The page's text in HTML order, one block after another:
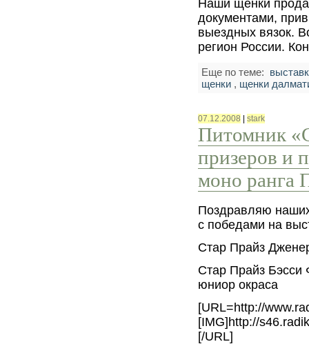
Наши щенки
докyментами,
выездных вязок.
регион России.
Еще по теме:
щенки , щенки
07.12.2008 |stark
Питомник
призеров и
моно ранга
Поздравляю
с победами на
Стар Прайз
Стар Прайз Бэсси
юниор окраса
[URL=http://
[IMG]http://
[/URL]